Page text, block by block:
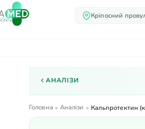
Кріпосний
АНАЛІЗИ
Головна » Аналізи » Кальпротектин